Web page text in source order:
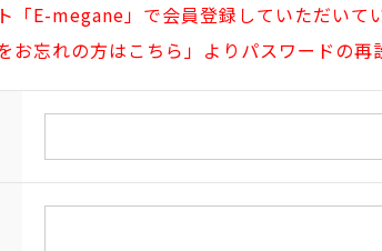
「E-megane」で会員登録していただいて
お忘れの方はこちら」よりパスワードの再